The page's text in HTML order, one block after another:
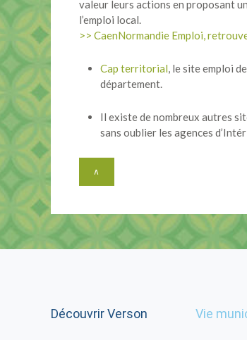
valeur leurs actions en proposant
l’emploi local.
>> CaenNormandie Emploi,
Cap territorial, le site emploi
département.
Il existe de nombreux autres
sans oublier les agences
∧
Découvrir Verson Vie